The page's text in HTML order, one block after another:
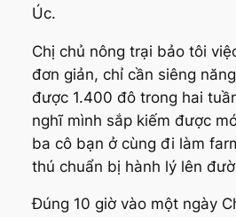
Úc.
Chị chủ nông trại bảo tôi
đơn giản, chỉ cần siêng
được 1.400 đô trong hai
nghĩ mình sắp kiếm được
ba cô bạn ở cùng đi làm
thú chuẩn bị hành lý lên
Đúng 10 giờ vào một ngày